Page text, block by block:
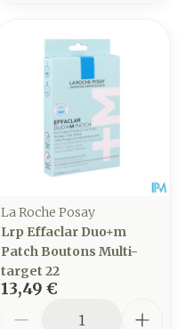
La Roche Posay
Lrp Effaclar Duo+m
Patch Boutons Multi-
target 22
13,49 €